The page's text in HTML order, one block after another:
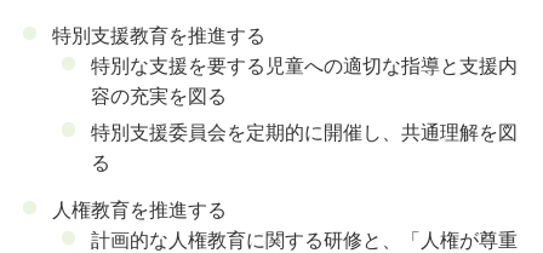
特別支援教育を推進する
特別な支援を要する児童への適切な指導と支援内
容の充実を図る
特別支援委員会を定期的に開催し、共通理解を図
る
人権教育を推進する
計画的な人権教育に関する研修と、「人権が尊重